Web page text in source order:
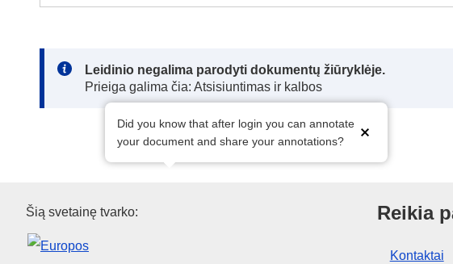
Note:
Leidinio negalima parodyti dokumentų žiūryklėje.
Prieiga galima čia: Atsisiuntimas ir kalbos
Did you know that after login you can annotate
your document and share your annotations?
Europos Sąjungos leidinių biuras
Šią svetainę tvarko: Reikia
Kontaktai